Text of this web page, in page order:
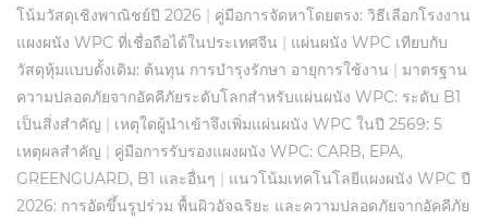
โน้มวัสดุเชิงพาณิชย์ปี 2026 | คู่มือการจัดหาโดยตรง: วิธีเลือกโรงงาน
แผงผนัง WPC ที่เชื่อถือได้ในประเทศจีน | แผ่นผนัง WPC เทียบกับ
วัสดุหุ้มแบบดั้งเดิม: ต้นทุน การบำรุงรักษา อายุการใช้งาน | มาตรฐาน
ความปลอดภัยจากอัคคีภัยระดับโลกสำหรับแผ่นผนัง WPC: ระดับ B1
เป็นสิ่งสำคัญ | เหตุใดผู้นำเข้าจึงเพิ่มแผ่นผนัง WPC ในปี 2569: 5
เหตุผลสำคัญ | คู่มือการรับรองแผงผนัง WPC: CARB, EPA,
GREENGUARD, B1 และอื่นๆ | แนวโน้มเทคโนโลยีแผงผนัง WPC ปี
2026: การอัดขึ้นรูปร่วม พื้นผิวอัจฉริยะ และความปลอดภัยจากอัคคีภัย